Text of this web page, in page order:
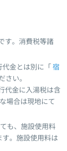
す。消費税等諸
代金とは別に「宿
さい。
代金に入湯税は含
場合は現地にて
も、施設使用料
す。施設使用料は